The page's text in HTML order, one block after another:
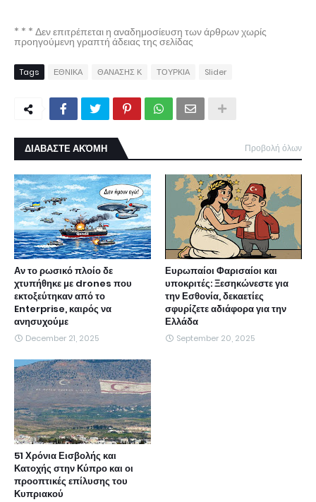
* * * Δεν επιτρέπεται η αναδημοσίευση των άρθρων χωρίς
προηγούμενη γραπτή άδειας της σελίδας
Tags ΕΘΝΙΚΑ ΘΑΝΑΣΗΣ Κ ΤΟΥΡΚΙΑ Slider
ΔΙΑΒΑΣΤΕ ΑΚΌΜΗ Προβολή όλων
Αν το ρωσικό πλοίο δε
χτυπήθηκε με drones που
εκτοξεύτηκαν από το
Enterprise, καιρός να
ανησυχούμε
December 21, 2025
Ευρωπαίοι Φαρισαίοι και
υποκριτές: Ξεσηκώνεστε για
την Εσθονία, δεκαετίες
σφυρίζετε αδιάφορα για την
Ελλάδα
September 20, 2025
51 Χρόνια Εισβολής και
Κατοχής στην Κύπρο και οι
προοπτικές επίλυσης του
Κυπριακού